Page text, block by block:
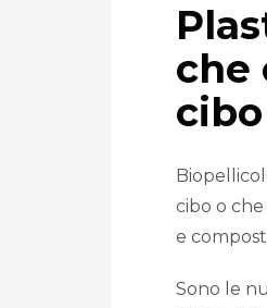
che
cibo o
e
Sono le